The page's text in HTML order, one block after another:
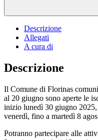
Descrizione
Allegati
A cura di
Descrizione
Il Comune di Florinas
al 20 giugno sono aperte le
inizio lunedì 30 giugno
venerdì, fino a martedì 8
Potranno partecipare alle